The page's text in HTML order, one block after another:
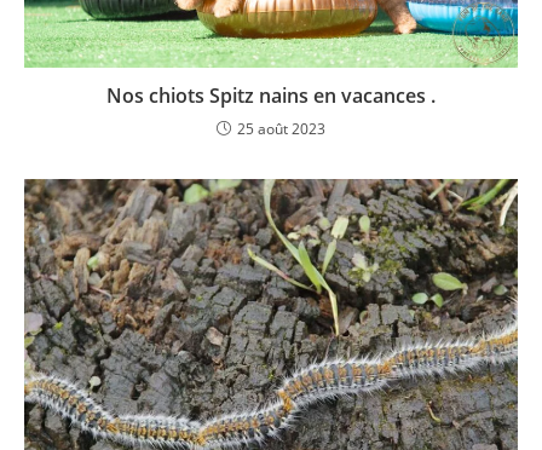
Nos chiots Spitz nains en vacances .
25 août 2023